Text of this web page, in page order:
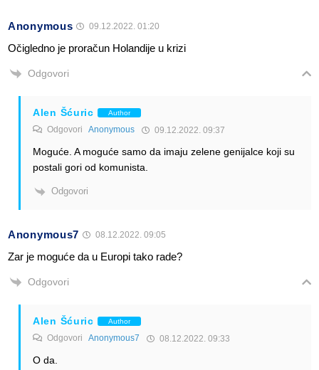
Anonymous 09.12.2022. 01:20
Očigledno je proračun Holandije u krizi
Odgovori
Alen Šćuric Author
Odgovori Anonymous 09.12.2022. 09:37
Moguće. A moguće samo da imaju zelene genijalce koji su
postali gori od komunista.
Odgovori
Anonymous7 08.12.2022. 09:05
Zar je moguće da u Europi tako rade?
Odgovori
Alen Šćuric Author
Odgovori Anonymous7 08.12.2022. 09:33
O da.